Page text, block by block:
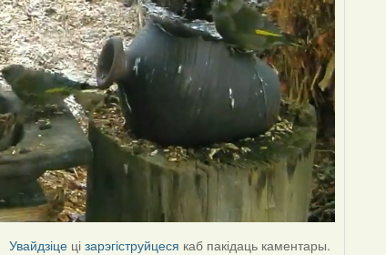
Увайдзіце цізарэгіструйцеся каб пакідаць каментары.